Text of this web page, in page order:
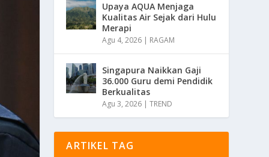
Upaya AQUA Menjaga
Kualitas Air Sejak dari Hulu
Merapi
Agu 4, 2026 | RAGAM
Singapura Naikkan Gaji
36.000 Guru demi Pendidik
Berkualitas
Agu 3, 2026 |TREND
ARTIKEL TAG